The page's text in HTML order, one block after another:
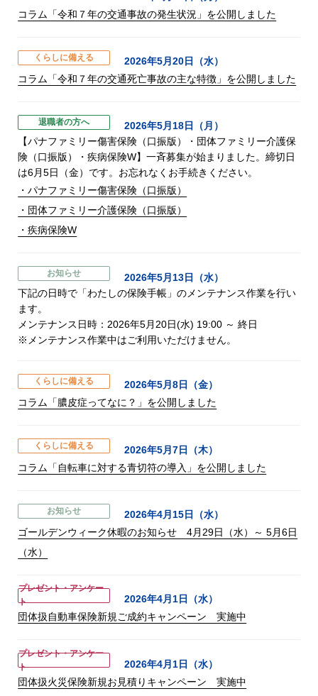
コラム「令和７年の交通事故の発生状況」を公開しました
くらしに備える
2026年5月20日（水）
コラム「令和７年の交通死亡事故の主な特徴」を公開しました
退職者の方へ
2026年5月18日（月）
【パナファミリー傷害保険（口振版）・団体ファミリー介護保
険（口振版）・疾病保険W】一斉募集が始まりました。締切日
は6月5日（金）です。お忘れなくお手続きください。
・パナファミリー傷害保険（口振版）
・団体ファミリー介護保険（口振版）
・疾病保険W
お知らせ
2026年5月13日（水）
下記の日時で「わたしの保険手帳」のメンテナンス作業を行い
ます。
メンテナンス日時：2026年5月20日(水) 19:00 ～ 終日
※メンテナンス作業中はご利用いただけません。
くらしに備える
2026年5月8日（金）
コラム「膿皮症ってなに？」を公開しました
くらしに備える
2026年5月7日（木）
コラム「自転車に対する青切符の導入」を公開しました
お知らせ
2026年4月15日（水）
ゴールデンウィーク休暇のお知らせ 4月29日（水）～ 5月6日
（水）
プレゼント・アンケー
ト
2026年4月1日（水）
団体扱自動車保険新規ご成約キャンペーン 実施中
プレゼント・アンケー
ト
2026年4月1日（水）
団体扱火災保険新規お見積りキャンペーン 実施中